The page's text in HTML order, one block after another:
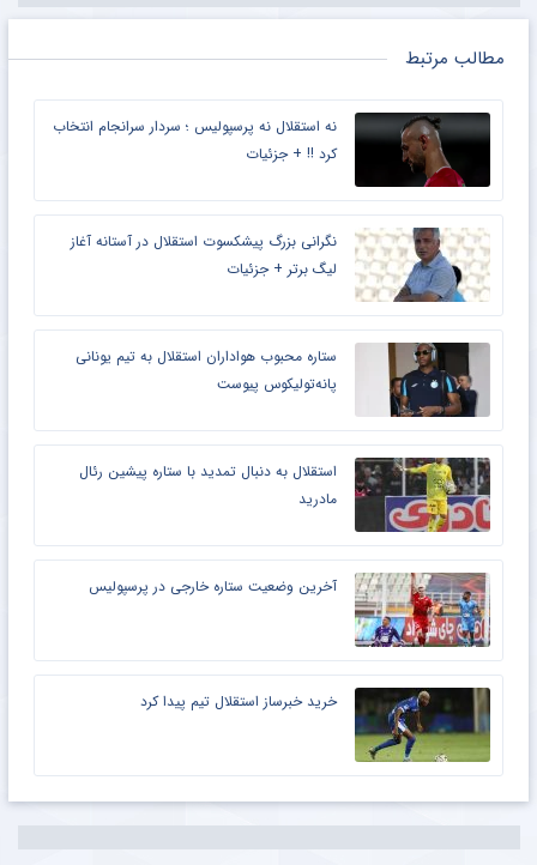
مطالب مرتبط
نه استقلال نه پرسپولیس ؛ سردار سرانجام انتخاب
کرد !! + جزئیات
نگرانی بزرگ پیشکسوت استقلال در آستانه آغاز
لیگ برتر + جزئیات
ستاره محبوب هواداران استقلال به تیم یونانی
پانه‌تولیکوس پیوست
استقلال به دنبال تمدید با ستاره پیشین رئال
مادرید
آخرین وضعیت ستاره خارجی در پرسپولیس
خرید خبرساز استقلال تیم پیدا کرد